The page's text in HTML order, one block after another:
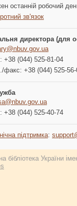
останній робочий
зв'язок
директора (для
+38 (044) 525-81-04
факс: +38 (044) 525-56-
+38 (044) 525-40-74
підтримка:
України